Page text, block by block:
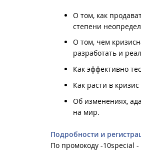
О том, как
степени
О том, чем
разработать и
Как эффективно
Как расти в
Об изменениях,
на мир.
Подробности и
По промокоду -10special -